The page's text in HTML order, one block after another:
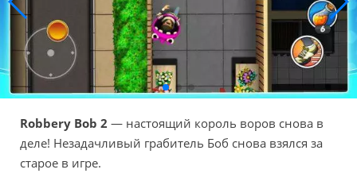
Robbery Bob 2 — настоящий король воров снова в
деле! Незадачливый грабитель Боб снова взялся за
старое в игре.